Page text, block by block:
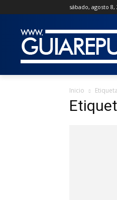
sábado, agosto 8,
Inicio